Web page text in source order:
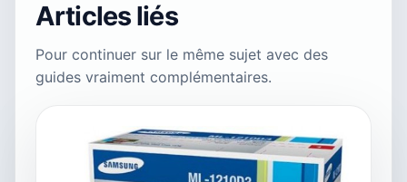
Articles liés
Pour continuer sur le même sujet avec des
guides vraiment complémentaires.